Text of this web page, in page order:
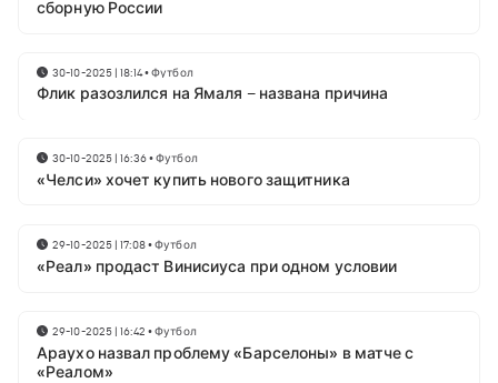
сборную России
30-10-2025 | 18:14•Футбол
Флик разозлился на Ямаля – названа причина
30-10-2025 | 16:36•Футбол
«Челси» хочет купить нового защитника
29-10-2025 | 17:08•Футбол
«Реал» продаст Винисиуса при одном условии
29-10-2025 | 16:42 •Футбол
Араухо назвал проблему «Барселоны» в матче с
«Реалом»